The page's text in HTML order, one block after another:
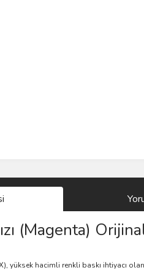
(Magenta)
yüksek hacimli renkli baskı